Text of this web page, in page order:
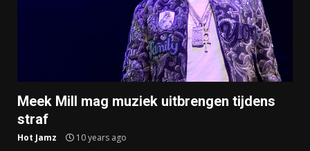
Meek Mill mag muziek uitbrengen tijdens
straf
Hot Jamz 10 years ago